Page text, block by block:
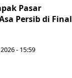
Pasar
Persib di Final
- 15:59